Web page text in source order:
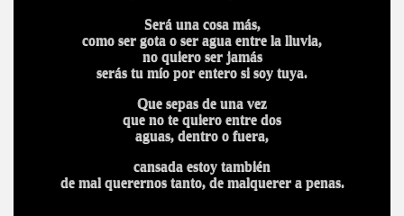
Será una cosa más,
como ser gota o ser agua entre la lluvia,
no quiero ser jamás
serás tu mío por entero si soy tuya.
Que sepas de una vez
que no te quiero entre dos
aguas, dentro o fuera,
cansada estoy también
de mal querernos tanto, de malquerer a penas.